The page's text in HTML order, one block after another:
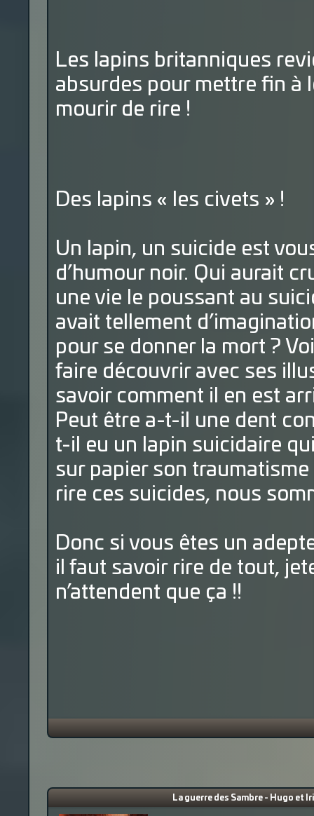
Les lapins britanniques
absurdes pour mettre fin à
mourir de rire !
Des lapins « les civets » !
Un lapin, un suicide est
d’humour noir. Qui aurait
une vie le poussant au
avait tellement
pour se donner la mort ?
faire découvrir avec ses
savoir comment il en est
Peut être a-t-il une dent
t-il eu un lapin suicidaire
sur papier son
rire ces suicides, nous
Donc si vous êtes un
il faut savoir rire de tout,
n’attendent que ça !!
La guerre des Sambre - Hugo et